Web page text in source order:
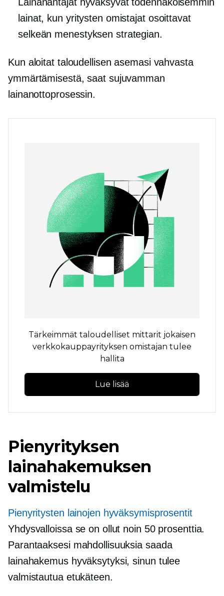
lainat, kun yritysten omistajat osoittavat
selkeän menestyksen strategian.
Kun aloitat taloudellisen asemasi vahvasta
ymmärtämisestä, saat sujuvamman
lainanottoprosessin.
Tärkeimmät taloudelliset mittarit jokaisen
verkkokauppayrityksen omistajan tulee
hallita
Lue lisää
Pienyrityksen
lainahakemuksen
valmistelu
Pienyritysten lainojen hyväksymisprosentit
Yhdysvalloissa se on ollut noin 50 prosenttia.
Parantaaksesi mahdollisuuksia saada
lainahakemus hyväksytyksi, sinun tulee
valmistautua etukäteen.